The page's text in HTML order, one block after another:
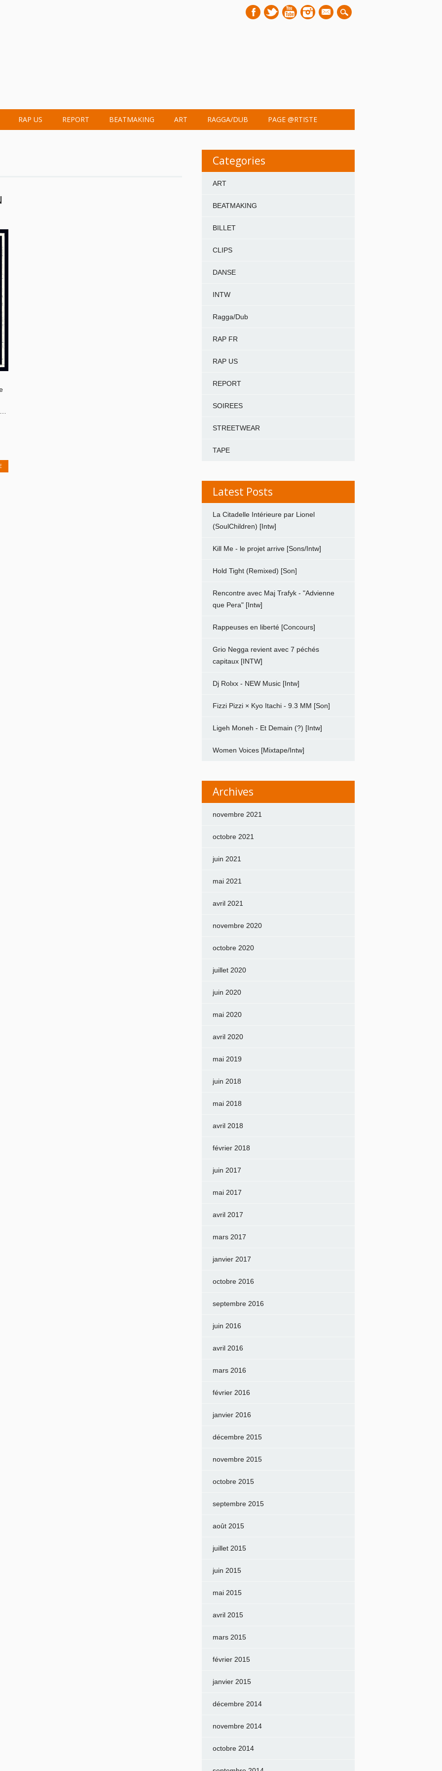
mail
RAP US REPORT BEATMAKING ART RAGGA/DUB PAGE @RTISTE
Categories
ART
BEATMAKING
BILLET
CLIPS
DANSE
INTW
Ragga/Dub
RAP FR
RAP US
REPORT
SOIREES
STREETWEAR
TAPE
Latest Posts
La Citadelle Intérieure par Lionel
(SoulChildren) [Intw]
Kill Me - le projet arrive [Sons/Intw]
Hold Tight (Remixed) [Son]
Rencontre avec Maj Trafyk - "Advienne
que Pera" [Intw]
Rappeuses en liberté [Concours]
Grio Negga revient avec 7 péchés
capitaux [INTW]
Dj Rolxx - NEW Music [Intw]
Fizzi Pizzi × Kyo Itachi - 9.3 MM [Son]
Ligeh Moneh - Et Demain (?) [Intw]
Women Voices [Mixtape/Intw]
Archives
novembre 2021
octobre 2021
juin 2021
mai 2021
avril 2021
novembre 2020
octobre 2020
juillet 2020
juin 2020
mai 2020
avril 2020
mai 2019
juin 2018
mai 2018
avril 2018
février 2018
juin 2017
mai 2017
avril 2017
mars 2017
janvier 2017
octobre 2016
septembre 2016
juin 2016
avril 2016
mars 2016
février 2016
janvier 2016
décembre 2015
novembre 2015
octobre 2015
septembre 2015
août 2015
juillet 2015
juin 2015
mai 2015
avril 2015
mars 2015
février 2015
janvier 2015
décembre 2014
novembre 2014
octobre 2014